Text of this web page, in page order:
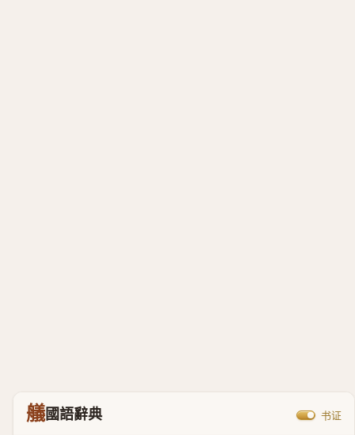
艤國語辭典 书证